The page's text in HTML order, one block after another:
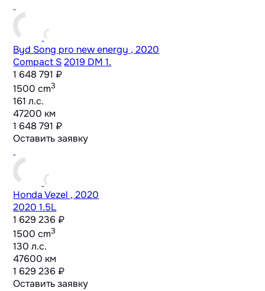
Byd Song pro new energy , 2020
Compact S 2019 DM 1.
1 648 791 ₽
1500 cm3
161 л.с.
47200 км
1 648 791 ₽
Оставить заявку
Honda Vezel , 2020
2020 1.5L
1 629 236 ₽
1500 cm3
130 л.с.
47600 км
1 629 236 ₽
Оставить заявку